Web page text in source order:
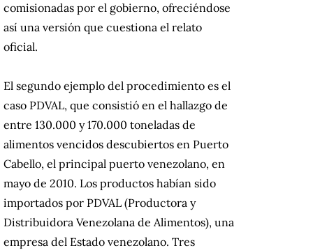
comisionadas por el gobierno, ofreciéndose
así una versión que cuestiona el relato
oficial.
El segundo ejemplo del procedimiento es el
caso PDVAL, que consistió en el hallazgo de
entre 130.000 y 170.000 toneladas de
alimentos vencidos descubiertos en Puerto
Cabello, el principal puerto venezolano, en
mayo de 2010. Los productos habían sido
importados por PDVAL (Productora y
Distribuidora Venezolana de Alimentos), una
empresa del Estado venezolano. Tres